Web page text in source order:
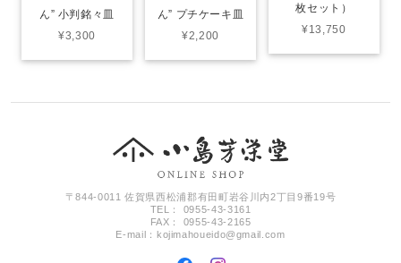
ん” 小判銘々皿
¥3,300
ん” プチケーキ皿
¥2,200
枚セット）
¥13,750
〒844-0011 佐賀県西松浦郡有田町岩谷川内2丁目9番19号
TEL： 0955-43-3161
FAX： 0955-43-2165
E-mail： kojimahoueido@gmail.com